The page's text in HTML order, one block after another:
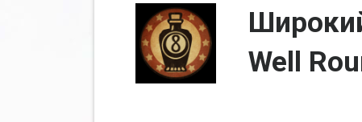
Well